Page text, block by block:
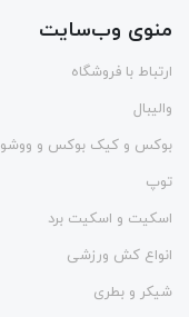
منوی وب‌سایت
ارتباط با فروشگاه
والیبال
بوکس و کیک بوکس و ووشو
توپ
اسکیت و اسکیت برد
انواع کش ورزشی
شیکر و بطری